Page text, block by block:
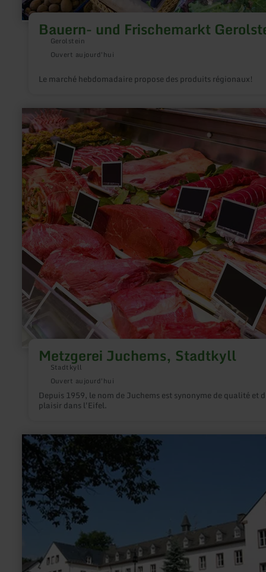
Bauern- und Frischemarkt
Gerolstein
Ouvert aujourd'hui
Le marché hebdomadaire propose des produits régionaux!
Metzgerei Juchems, Stadtkyll
Stadtkyll
Ouvert aujourd'hui
Depuis 1959, le nom de Juchems est synonyme de qualité et
plaisir dans l'Eifel.
en
savoir
plus
sur
:
Metzgerei
Juchems,
Stadtkyll
en
savoir
plus
sur
:
Jugendbildungsstätte
Don
Bosco
-
Jünkerath